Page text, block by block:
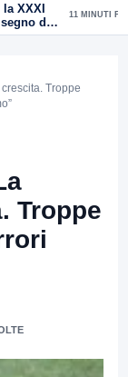
XXXI
de
11 MINUTI FA
Troppe
Troppe